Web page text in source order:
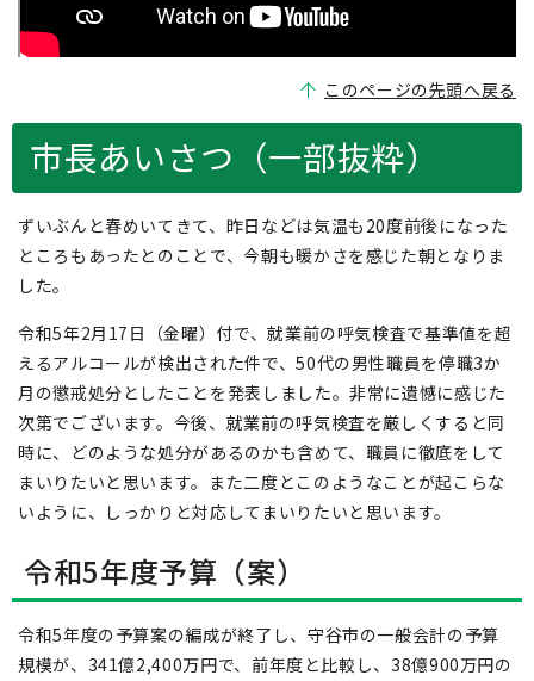
このページの先頭へ戻る
市長あいさつ（一部抜粋）
ずいぶんと春めいてきて、昨日などは気温も20度前後になった
ところもあったとのことで、今朝も暖かさを感じた朝となりま
した。
令和5年2月17日（金曜）付で、就業前の呼気検査で基準値を超
えるアルコールが検出された件で、50代の男性職員を停職3か
月の懲戒処分としたことを発表しました。非常に遺憾に感じた
次第でございます。今後、就業前の呼気検査を厳しくすると同
時に、どのような処分があるのかも含めて、職員に徹底をして
まいりたいと思います。また二度とこのようなことが起こらな
いように、しっかりと対応してまいりたいと思います。
令和5年度予算（案）
令和5年度の予算案の編成が終了し、守谷市の一般会計の予算
規模が、341億2,400万円で、前年度と比較し、38億900万円の